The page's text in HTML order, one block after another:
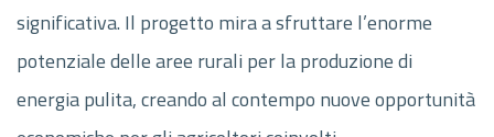
significativa. Il progetto mira a sfruttare l’enorme
potenziale delle aree rurali per la produzione di
energia pulita, creando al contempo nuove opportunità